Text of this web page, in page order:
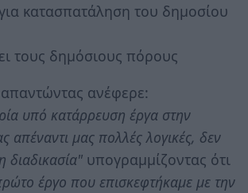
κατασπατάληση του δημοσίου
τους δημόσιους πόρους
απαντώντας ανέφερε:
υπό κατάρρευση έργα στην
απέναντι μας πολλές λογικές, δεν
διαδικασία" υπογραμμίζοντας ότι
έργο που επισκεφτήκαμε με την